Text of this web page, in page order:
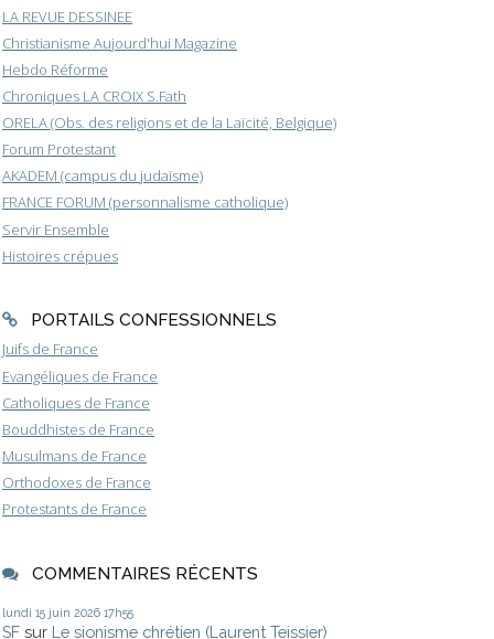
LA REVUE DESSINEE
Christianisme Aujourd'hui Magazine
Hebdo Réforme
Chroniques LA CROIX S.Fath
ORELA (Obs. des religions et de la Laïcité, Belgique)
Forum Protestant
AKADEM (campus du judaïsme)
FRANCE FORUM (personnalisme catholique)
Servir Ensemble
Histoires crépues
PORTAILS CONFESSIONNELS
Juifs de France
Evangéliques de France
Catholiques de France
Bouddhistes de France
Musulmans de France
Orthodoxes de France
Protestants de France
COMMENTAIRES RÉCENTS
lundi 15 juin 2026 17h55
SF sur Le sionisme chrétien (Laurent Teissier)